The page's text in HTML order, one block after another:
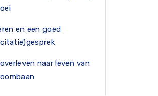
en een goed
naar leven van